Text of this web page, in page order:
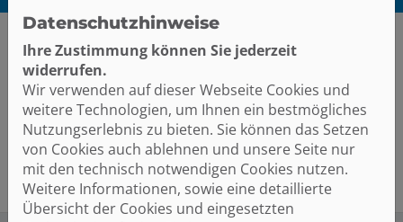
Krisensicher – nimm deine Zukunft
selbst in die Hand!
Datenschutzhinweise
Ihre Zustimmung können Sie jederzeit
widerrufen.
Wir verwenden auf dieser Webseite Cookies und
weitere Technologien, um Ihnen ein bestmögliches
Nutzungserlebnis zu bieten. Sie können das Setzen
von Cookies auch ablehnen und unsere Seite nur
mit den technisch notwendigen Cookies nutzen.
Weitere Informationen, sowie eine detaillierte
Übersicht der Cookies und eingesetzten